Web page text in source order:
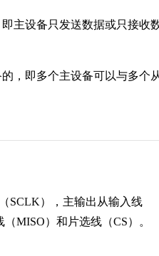
主设备只发送数据或只接收
，即多个主设备可以与多个
SCLK），主输出从输入线
MISO）和片选线（CS）。